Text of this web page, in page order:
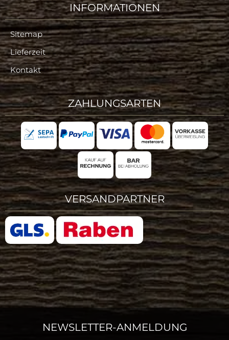
INFORMATIONEN
Sitemap
Lieferzeit
Kontakt
ZAHLUNGSARTEN
VERSANDPARTNER
NEWSLETTER-ANMELDUNG